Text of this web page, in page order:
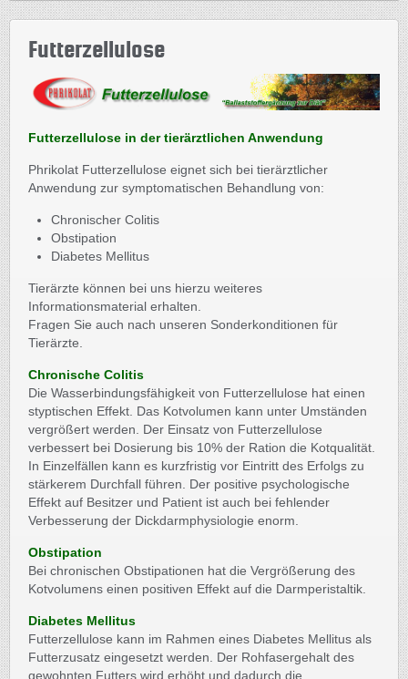
Futterzellulose
Futterzellulose in der tierärztlichen Anwendung
Phrikolat Futterzellulose eignet sich bei tierärztlicher
Anwendung zur symptomatischen Behandlung von:
Chronischer Colitis
Obstipation
Diabetes Mellitus
Tierärzte können bei uns hierzu weiteres
Informationsmaterial erhalten.
Fragen Sie auch nach unseren Sonderkonditionen für
Tierärzte.
Chronische Colitis
Die Wasserbindungsfähigkeit von Futterzellulose hat einen
styptischen Effekt. Das Kotvolumen kann unter Umständen
vergrößert werden. Der Einsatz von Futterzellulose
verbessert bei Dosierung bis 10% der Ration die Kotqualität.
In Einzelfällen kann es kurzfristig vor Eintritt des Erfolgs zu
stärkerem Durchfall führen. Der positive psychologische
Effekt auf Besitzer und Patient ist auch bei fehlender
Verbesserung der Dickdarmphysiologie enorm.
Obstipation
Bei chronischen Obstipationen hat die Vergrößerung des
Kotvolumens einen positiven Effekt auf die Darmperistaltik.
Diabetes Mellitus
Futterzellulose kann im Rahmen eines Diabetes Mellitus als
Futterzusatz eingesetzt werden. Der Rohfasergehalt des
gewohnten Futters wird erhöht und dadurch die